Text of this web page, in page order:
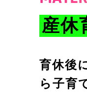
産休
育休後
ら子育